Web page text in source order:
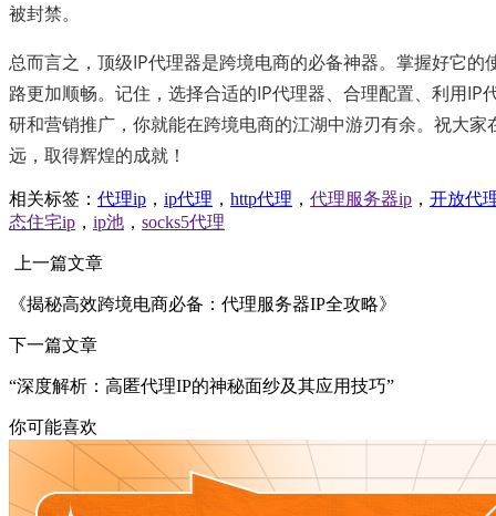
被封禁。
总而言之，顶级IP代理器是跨境电商的必备神器。掌握好它的
路更加顺畅。记住，选择合适的IP代理器、合理配置、利用IP
研和营销推广，你就能在跨境电商的江湖中游刃有余。祝大
远，取得辉煌的成就！
相关标签： 代理ip ， ip代理 ， http代理 ， 代理服务器ip ， 开放代
态住宅ip ， ip池 ， socks5代理
上一篇文章
《揭秘高效跨境电商必备：代理服务器IP全攻略》
下一篇文章
“深度解析：高匿代理IP的神秘面纱及其应用技巧”
你可能喜欢